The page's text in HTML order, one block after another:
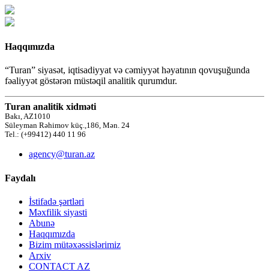
Haqqımızda
“Turan” siyasət, iqtisadiyyat və cəmiyyət həyatının qovuşuğunda
fəaliyyət göstərən müstəqil analitik qurumdur.
Turan analitik xidməti
Bakı, AZ1010
Süleyman Rəhimov küç.,186, Mən. 24
Tel.: (+99412) 440 11 96
agency@turan.az
Faydalı
İstifadə şərtləri
Məxfilik siyasti
Abunə
Haqqımızda
Bizim mütəxəssislərimiz
Arxiv
CONTACT AZ